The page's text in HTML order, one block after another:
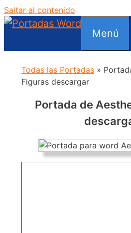
Saltar al contenido
Menú
Todas las Portadas »
Figuras descargar
Portada de